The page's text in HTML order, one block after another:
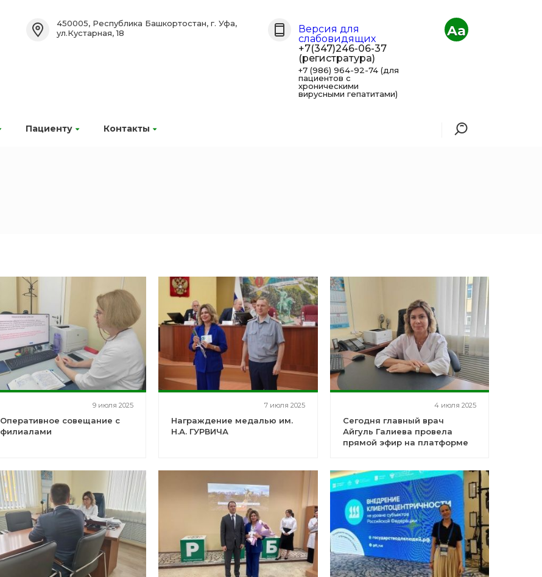
Пациенту Контакты
450005, Республика Башкортостан, г. Уфа,
ул.Кустарная, 18
Версия для
слабовидящих
+7(347)246-06-37
(регистратура)
+7 (986) 964-92-74 (для
пациентов с
хроническими
вирусными гепатитами)
Aa
9 июля 2025
Оперативное совещание с
филиалами
7 июля 2025
Награждение медалью им.
Н.А. ГУРВИЧА
4 июля 2025
Сегодня главный врач
Айгуль Галиева провела
прямой эфир на платформе